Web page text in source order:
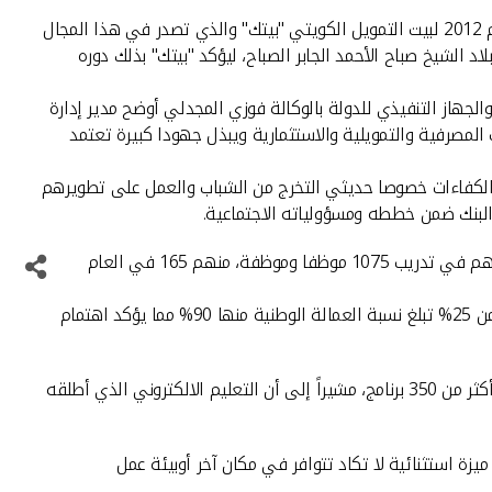
منح كل من ديوان الخدمة المدنية وبرنامج إعادة هيكلة القوى العاملة والجهاز التنفيذي للدولة جائزة تدريب وتوظيف العمالة الوطنية في عام 2012 لبيت التمويل الكويتي "بيتك" والذي تصدر في هذا المجال
صباح الأحمد الجابر الصباح، ليؤكد "بيتك" بذلك دوره
التنفيذي للدولة بالوكالة فوزي المجدلي أوضح مدير إدارة
والتمويلية والاستثمارية ويبذل جهودا كبيرة تعتمد
خصوصا حديثي التخرج من الشباب والعمل على تطويرهم
ضمن خططه ومسؤولياته الاجتماعية.
وأشار الجلال إلى أن برنامج المعينين الجدد الذي بادر به "بيتك" كأول شركة تتعاون مع برنامج إعادة الهيكلة في هذا المجال قبل 8 سنوات ساهم في تدريب 1075 موظفا وموظفة، منهم 165 في العام
وتابع: كما يولي "بيتك" العنصر النسائي أهمية كبرى حيث تصل نسبة السيدات من إجمالي العاملين في الفروع المصرفية والتجارية إلى أكثر من 25% تبلغ نسبة العمالة الوطنية منها 90% مما يؤكد اهتمام
وأكد الجلال على أن التطوير والتدريب مستمر في "بيتك" وبشكل متنام حيث منح البنك موظفيه أكثر من 6500 فرصة ومقعد تدريبي من خلال أكثر من 350 برنامج، مشيراً إلى أن التعليم الالكتروني الذي أطلقه
استثنائية لا تكاد تتوافر في مكان آخر أوبيئة عمل